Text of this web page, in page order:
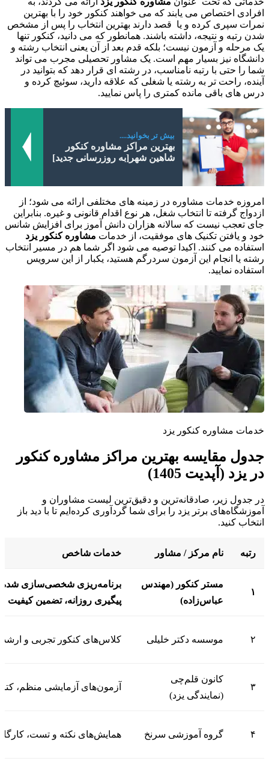
افرادی اختصاص می یابند که می خواهند کنکور خود را با بهترین
نمرات سپری کرده و یا قصد دارند بهترین انتخاب را پس از مشخص
شدن رتبه و نتیجه، داشته باشند. همانطور که می دانید، کنکور تنها
یک مرحله و آزمون نیست؛ بلکه قدم بعد از آن یعنی انتخاب رشته و
دانشگاه نیز بسیار مهم است. یک مشاور تحصیلی مجرب می تواند
شما را حتی با رتبه نامناسب، در رشته ای قرار دهد که بتوانید در
آینده، راحت تر به رشته یا شغلی که علاقه دارید، سوئیچ کرده و
درس های باقی مانده کمتری را پاس نمایید.
بیش تر بخوانید....
بهترین مراکز مشاوره کنکور
شاهین شهر[به روزرسانی جدید]
امروزه خدمات مشاوره در زمینه های مختلفی ارائه می شود؛ از
ازدواج گرفته تا انتخاب شغل، هر نوع اقدام قانونی و غیره. بنابراین
جای تعجب نیست که سالانه هزاران دانش آموز برای افزایش شانس
خود و یافتن تکنیک های موفقیت، از خدمات مشاوره کنکور یزد
استفاده می کنند. اکیدا توصیه می شود اگر شما هم در مسیر انتخاب
رشته یا انجام این آزمون سردرگم هستید، یکبار از این سرویس
استفاده نمایید.
خدمات مشاوره کنکور یزد
جدول مقایسه بهترین مراکز مشاوره کنکور
در یزد (آپدیت 1405)
در جدول زیر، صادقانه‌ترین و دقیق‌ترین لیست مشاوران و
آموزشگاه‌های برتر یزد را برای شما گردآوری کرده‌ایم تا با دید باز
انتخاب کنید.
رتبه نام مرکز / مشاور خدمات شاخص
۱
مستر کنکور (مهندس
عباس‌زاده)
پیگیری روزانه، تضمین کیفیت
۲ موسسه دکتر خلیلی کلاس‌های کنکور تجربی و
۳
کانون قلم‌چی
(نمایندگی یزد)
آزمون‌های آزمایشی منظم،
۴ گروه آموزشی سرنخ همایش‌های نکته و تست،